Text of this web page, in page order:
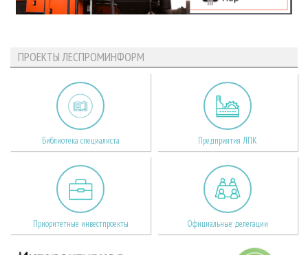
ПРОЕКТЫ ЛЕСПРОМИНФОРМ
Библиотека специалиста Предприятия ЛПК
Приоритетные инвестпроекты Официальные делегации